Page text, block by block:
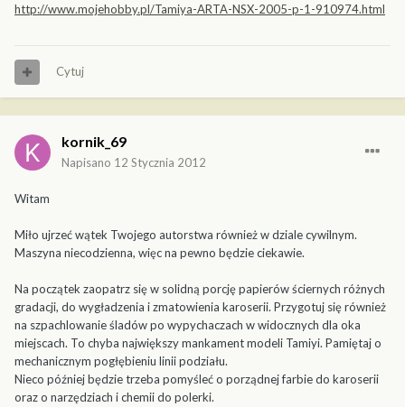
http://www.mojehobby.pl/Tamiya-ARTA-NSX-2005-p-1-910974.html
Cytuj
kornik_69
Napisano 12 Stycznia 2012
Witam
Miło ujrzeć wątek Twojego autorstwa również w dziale cywilnym.
Maszyna niecodzienna, więc na pewno będzie ciekawie.
Na początek zaopatrz się w solidną porcję papierów ściernych różnych
gradacji, do wygładzenia i zmatowienia karoserii. Przygotuj się również
na szpachlowanie śladów po wypychaczach w widocznych dla oka
miejscach. To chyba największy mankament modeli Tamiyi. Pamiętaj o
mechanicznym pogłębieniu linii podziału.
Nieco później będzie trzeba pomyśleć o porządnej farbie do karoserii
oraz o narzędziach i chemii do polerki.